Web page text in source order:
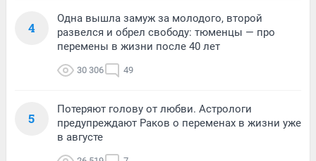
4
Одна вышла замуж за молодого, второй
развелся и обрел свободу: тюменцы — про
перемены в жизни после 40 лет
30 306 49
5
Потеряют голову от любви. Астрологи
предупреждают Раков о переменах в жизни уже
в августе